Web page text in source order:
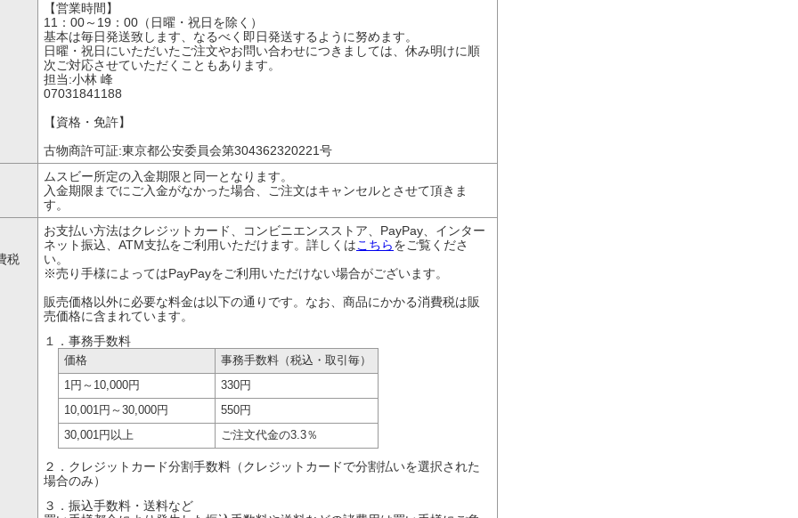
【営業時間】
11：00～19：00（日曜・祝日を除く）
基本は毎日発送致します、なるべく即日発送するように努めます。
日曜・祝日にいただいたご注文やお問い合わせにつきましては、休み明けに順
次ご対応させていただくこともあります。
担当:小林 峰
07031841188
【資格・免許】
古物商許可証:東京都公安委員会第304362320221号
ムスビー所定の入金期限と同一となります。
入金期限までにご入金がなかった場合、ご注文はキャンセルとさせて頂きま
す。
税
お支払い方法はクレジットカード、コンビニエンスストア、PayPay、インター
ネット振込、ATM支払をご利用いただけます。詳しくはこちらをご覧くださ
い。
※売り手様によってはPayPayをご利用いただけない場合がございます。
販売価格以外に必要な料金は以下の通りです。なお、商品にかかる消費税は販
売価格に含まれています。
１．事務手数料
価格 事務手数料 （税込・取引毎）
1円 ～10,000円
330円
10,001円 ～30,000円
550円
30,001円以上
ご注文代金の3.3％
２．クレジットカード分割手数料（クレジットカードで分割払いを選択された
場合のみ）
３．振込手数料・送料など